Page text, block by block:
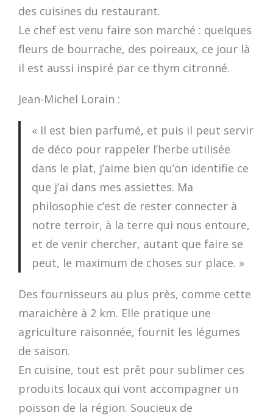
des cuisines du restaurant.
Le chef est venu faire son marché : quelques
fleurs de bourrache, des poireaux, ce jour là
il est aussi inspiré par ce thym citronné.
Jean-Michel Lorain :
« Il est bien parfumé, et puis il peut servir
de déco pour rappeler l’herbe utilisée
dans le plat, j’aime bien qu’on identifie ce
que j’ai dans mes assiettes. Ma
philosophie c’est de rester connecter à
notre terroir, à la terre qui nous entoure,
et de venir chercher, autant que faire se
peut, le maximum de choses sur place. »
Des fournisseurs au plus près, comme cette
maraichère à 2 km. Elle pratique une
agriculture raisonnée, fournit les légumes
de saison.
En cuisine, tout est prêt pour sublimer ces
produits locaux qui vont accompagner un
poisson de la région. Soucieux de